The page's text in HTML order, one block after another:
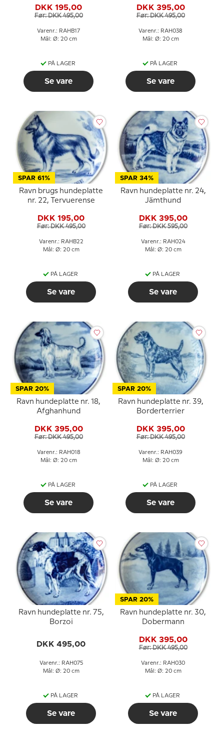
DKK 195,00
Før: DKK 495,00
Varenr.: RAHB17
Mål: Ø: 20 cm
PÅ LAGER
Se vare
DKK 395,00
Før: DKK 495,00
Varenr.: RAH038
Mål: Ø: 20 cm
PÅ LAGER
Se vare
SPAR 61%
Ravn brugs hundeplatte
nr. 22, Tervuerense
DKK 195,00
Før: DKK 495,00
Varenr.: RAHB22
Mål: Ø: 20 cm
PÅ LAGER
Se vare
SPAR 34%
Ravn hundeplatte nr. 24,
Jämthund
DKK 395,00
Før: DKK 595,00
Varenr.: RAH024
Mål: Ø: 20 cm
PÅ LAGER
Se vare
SPAR 20%
Ravn hundeplatte nr. 18,
Afghanhund
DKK 395,00
Før: DKK 495,00
Varenr.: RAH018
Mål: Ø: 20 cm
PÅ LAGER
Se vare
SPAR 20%
Ravn hundeplatte nr. 39,
Borderterrier
DKK 395,00
Før: DKK 495,00
Varenr.: RAH039
Mål: Ø: 20 cm
PÅ LAGER
Se vare
Ravn hundeplatte nr. 75,
Borzoi
DKK 495,00
Varenr.: RAH075
Mål: Ø: 20 cm
PÅ LAGER
Se vare
SPAR 20%
Ravn hundeplatte nr. 30,
Dobermann
DKK 395,00
Før: DKK 495,00
Varenr.: RAH030
Mål: Ø: 20 cm
PÅ LAGER
Se vare